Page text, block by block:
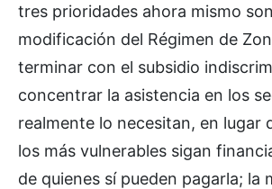
tres prioridades ahora mismo
modificación del Régimen de
terminar con el subsidio
concentrar la asistencia en los
realmente lo necesitan, en lugar
los más vulnerables sigan
de quienes sí pueden pagarla; la